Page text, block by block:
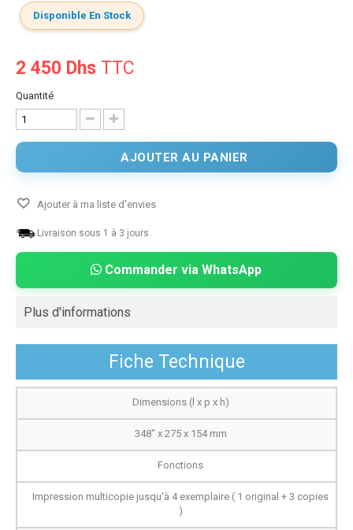
Disponible En Stock
2 450 Dhs TTC
Quantité
AJOUTER AU PANIER
Ajouter à ma liste d'envies
Livraison sous 1 à 3 jours.
Commander via WhatsApp
Plus d'informations
Fiche Technique
Dimensions (l x p x h)
348" x 275 x 154 mm
Fonctions
Impression multicopie jusqu'à 4 exemplaire ( 1 original + 3 copies
)